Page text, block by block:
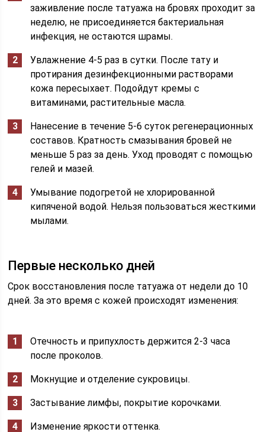
заживление после татуажа на бровях проходит за
неделю, не присоединяется бактериальная
инфекция, не остаются шрамы.
Увлажнение 4-5 раз в сутки. После тату и
протирания дезинфекционными растворами
кожа пересыхает. Подойдут кремы с
витаминами, растительные масла.
Нанесение в течение 5-6 суток регенерационных
составов. Кратность смазывания бровей не
меньше 5 раз за день. Уход проводят с помощью
гелей и мазей.
Умывание подогретой не хлорированной
кипяченой водой. Нельзя пользоваться жесткими
мылами.
Первые несколько дней
Срок восстановления после татуажа от недели до 10
дней. За это время с кожей происходят изменения:
Отечность и припухлость держится 2-3 часа
после проколов.
Мокнущие и отделение сукровицы.
Застывание лимфы, покрытие корочками.
Изменение яркости оттенка.